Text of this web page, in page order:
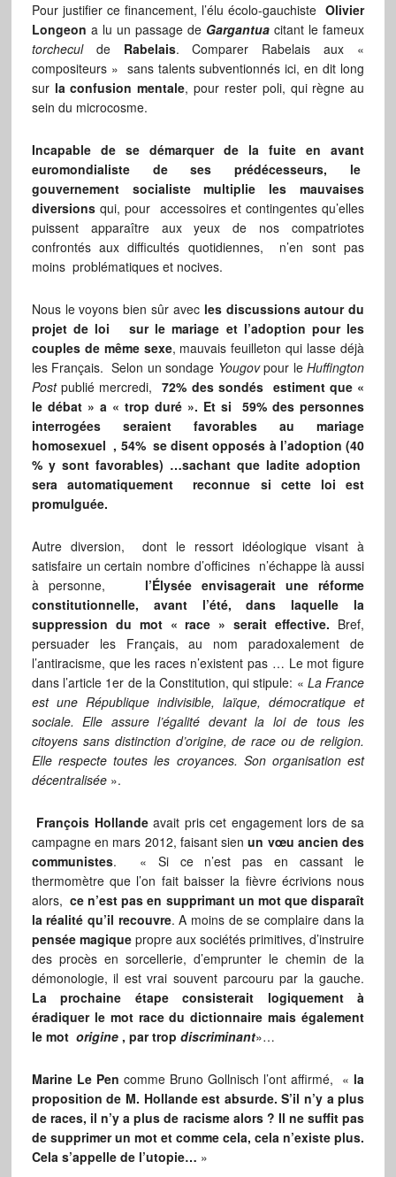
Pour justifier ce financement, l’élu écolo-gauchisteOlivier
Longeon a lu un passage de Gargantua citant le fameux
torcheculde Rabelais. Comparer Rabelais aux «
compositeurs » sans talents subventionnés ici, en dit long
sur la confusion mentale, pour rester poli, qui règne au
sein du microcosme.
Incapable de se démarquer de la fuite en avant
euromondialiste de ses prédécesseurs, le
gouvernement socialiste multiplie les mauvaises
diversionsqui, pour accessoires et contingentes qu’elles
puissent apparaître aux yeux de nos compatriotes
confrontés aux difficultés quotidiennes, n’en sont pas
moins problématiques et nocives.
Nous le voyons bien sûr avec les discussions autour du
projet de loi sur le mariage et l’adoption pour les
couples de même sexe, mauvais feuilleton qui lasse déjà
les Français. Selon un sondage Yougovpour leHuffington
Postpublié mercredi,72% des sondés estiment que «
le débat » a « trop duré ». Et si 59% des personnes
interrogées seraient favorables au mariage
homosexuel , 54% se disent opposés à l’adoption (40
% y sont favorables) …sachant que ladite adoption
sera automatiquement reconnue si cette loi est
promulguée.
Autre diversion, dont le ressort idéologique visant à
satisfaire un certain nombre d’officines n’échappe là aussi
à personne, l’Élysée envisagerait une réforme
constitutionnelle, avant l’été, dans laquelle la
suppression du mot « race » serait effective. Bref,
persuader les Français, au nom paradoxalement de
l’antiracisme, que les races n’existent pas … Le mot figure
dans l’article 1er de la Constitution, qui stipule: « La France
est une République indivisible, laïque, démocratique et
sociale. Elle assure l’égalité devant la loi de tous les
citoyens sans distinction d’origine, de race ou de religion.
Elle respecte toutes les croyances. Son organisation est
décentralisée».
François Hollandeavait pris cet engagement lors de sa
campagne en mars 2012, faisant sienun vœu ancien des
communistes. « Si ce n’est pas en cassant le
thermomètre que l’on fait baisser la fièvre écrivions nous
alors,ce n’est pas en supprimant un mot que disparaît
la réalité qu’il recouvre. A moins de se complaire dans la
pensée magiquepropre aux sociétés primitives, d’instruire
des procès en sorcellerie, d’emprunter le chemin de la
démonologie, il est vrai souvent parcouru par la gauche.
La prochaine étape consisterait logiquement à
éradiquer le mot race du dictionnaire mais également
le mot origine, par trop discriminant»…
Marine Le Pen comme Bruno Gollnisch l’ont affirmé, « la
proposition de M. Hollande est absurde. S’il n’y a plus
de races, il n’y a plus de racisme alors ? Il ne suffit pas
de supprimer un mot et comme cela, cela n’existe plus.
Cela s’appelle de l’utopie… »